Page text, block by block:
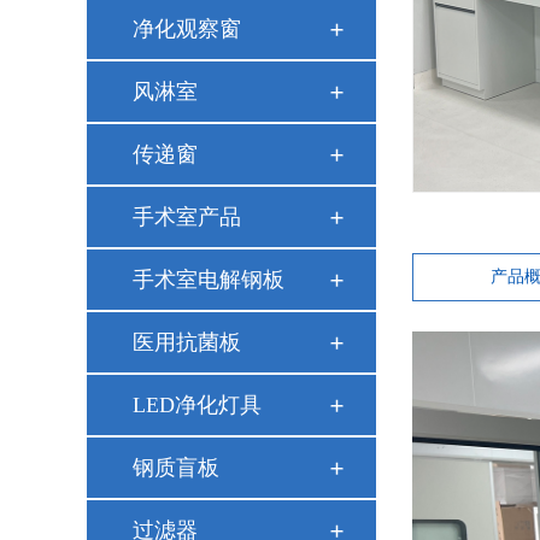
净化观察窗
风淋室
传递窗
手术室产品
手术室电解钢板
医用抗菌板
LED净化灯具
钢质盲板
过滤器
产品